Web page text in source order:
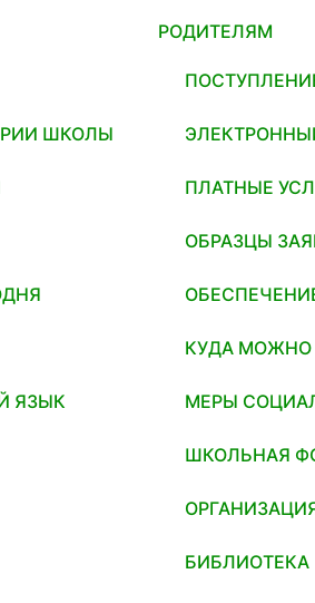
ШКОЛЫ
ЯЗЫК
РОДИТЕЛЯМ
ПЛАТНЫЕ
ОБРАЗЦЫ
КУДА МОЖНО
МЕРЫ
ШКОЛЬНАЯ
БИБЛИОТЕКА